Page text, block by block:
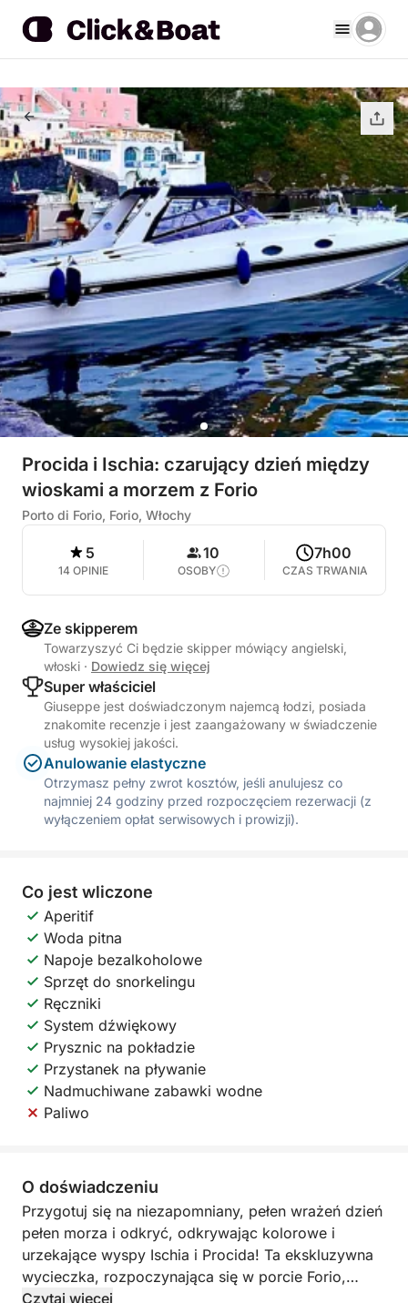
Procida i Ischia: czarujący dzień między
wioskami a morzem z Forio
Porto di Forio, Forio, Włochy
5
14 OPINIE
10
OSOBY
7h00
CZAS TRWANIA
Ze skipperem
Towarzyszyć Ci będzie skipper mówiący angielski,
włoski · Dowiedz się więcej
Super właściciel
Giuseppe jest doświadczonym najemcą łodzi, posiada
znakomite recenzje i jest zaangażowany w świadczenie
usług wysokiej jakości.
Anulowanie elastyczne
Otrzymasz pełny zwrot kosztów, jeśli anulujesz co
najmniej 24 godziny przed rozpoczęciem rezerwacji (z
wyłączeniem opłat serwisowych i prowizji).
Co jest wliczone
Aperitif
Woda pitna
Napoje bezalkoholowe
Sprzęt do snorkelingu
Ręczniki
System dźwiękowy
Prysznic na pokładzie
Przystanek na pływanie
Nadmuchiwane zabawki wodne
Paliwo
O doświadczeniu
Przygotuj się na niezapomniany, pełen wrażeń dzień
pełen morza i odkryć, odkrywając kolorowe i
urzekające wyspy Ischia i Procida! Ta ekskluzywna
wycieczka, rozpoczynająca się w porcie Forio,
zabierze Cię w podróż przez malownicze wioski i
Czytaj więcej